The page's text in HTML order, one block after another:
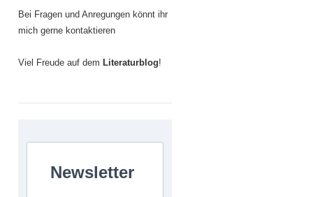
Bei Fragen und Anregungen könnt ihr
mich gerne kontaktieren
Viel Freude auf dem Literaturblog!
Newsletter